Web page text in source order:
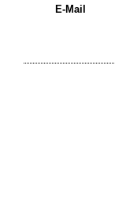
E-Mail